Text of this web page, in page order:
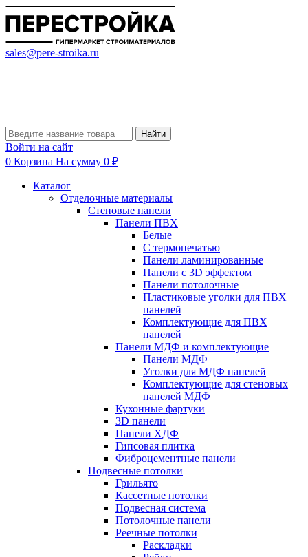
sales@pere-stroika.ru
Найти
Войти на сайт
0 Корзина На сумму 0 ₽
Каталог
Отделочные материалы
Стеновые панели
Панели ПВХ
Белые
С термопечатью
Панели ламинированные
Панели с 3D эффектом
Панели потолочные
Пластиковые уголки для ПВХ
панелей
Комплектующие для ПВХ
панелей
Панели МДФ и комплектующие
Панели МДФ
Уголки для МДФ панелей
Комплектующие для стеновых
панелей МДФ
Кухонные фартуки
3D панели
Панели ХДФ
Гипсовая плитка
Фиброцементные панели
Подвесные потолки
Грильято
Кассетные потолки
Подвесная система
Потолочные панели
Реечные потолки
Раскладки